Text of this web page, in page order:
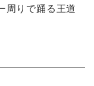
周りで踊る王道